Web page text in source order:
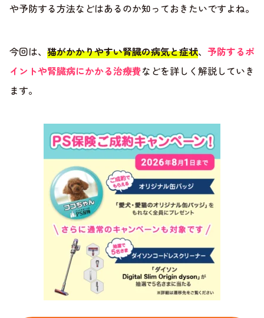
や予防する方法などはあるのか知っておきたいですよね。
今回は、 猫がかかりやすい腎臓の病気と症状、 予防するポ
イントや腎臓病にかかる治療費などを詳しく解説していき
ます。